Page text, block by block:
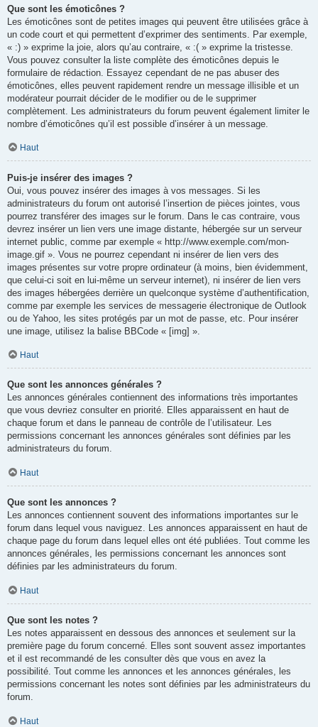
Que sont les émoticônes ?
Les émoticônes sont de petites images qui peuvent être utilisées grâce à
un code court et qui permettent d’exprimer des sentiments. Par exemple,
« :) » exprime la joie, alors qu’au contraire, « :( » exprime la tristesse.
Vous pouvez consulter la liste complète des émoticônes depuis le
formulaire de rédaction. Essayez cependant de ne pas abuser des
émoticônes, elles peuvent rapidement rendre un message illisible et un
modérateur pourrait décider de le modifier ou de le supprimer
complètement. Les administrateurs du forum peuvent également limiter le
nombre d’émoticônes qu’il est possible d’insérer à un message.
Haut
Puis-je insérer des images ?
Oui, vous pouvez insérer des images à vos messages. Si les
administrateurs du forum ont autorisé l’insertion de pièces jointes, vous
pourrez transférer des images sur le forum. Dans le cas contraire, vous
devrez insérer un lien vers une image distante, hébergée sur un serveur
internet public, comme par exemple « http://www.exemple.com/mon-
image.gif ». Vous ne pourrez cependant ni insérer de lien vers des
images présentes sur votre propre ordinateur (à moins, bien évidemment,
que celui-ci soit en lui-même un serveur internet), ni insérer de lien vers
des images hébergées derrière un quelconque système d’authentification,
comme par exemple les services de messagerie électronique de Outlook
ou de Yahoo, les sites protégés par un mot de passe, etc. Pour insérer
une image, utilisez la balise BBCode « [img] ».
Haut
Que sont les annonces générales ?
Les annonces générales contiennent des informations très importantes
que vous devriez consulter en priorité. Elles apparaissent en haut de
chaque forum et dans le panneau de contrôle de l’utilisateur. Les
permissions concernant les annonces générales sont définies par les
administrateurs du forum.
Haut
Que sont les annonces ?
Les annonces contiennent souvent des informations importantes sur le
forum dans lequel vous naviguez. Les annonces apparaissent en haut de
chaque page du forum dans lequel elles ont été publiées. Tout comme les
annonces générales, les permissions concernant les annonces sont
définies par les administrateurs du forum.
Haut
Que sont les notes ?
Les notes apparaissent en dessous des annonces et seulement sur la
première page du forum concerné. Elles sont souvent assez importantes
et il est recommandé de les consulter dès que vous en avez la
possibilité. Tout comme les annonces et les annonces générales, les
permissions concernant les notes sont définies par les administrateurs du
forum.
Haut